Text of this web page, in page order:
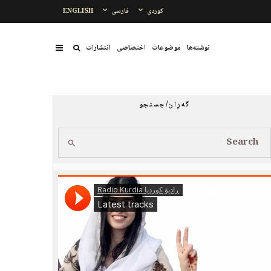
ENGLISH فارسی کوردی
نوشتەها موضوعات اختصاصی انتشارات
گەڕان/جستجو